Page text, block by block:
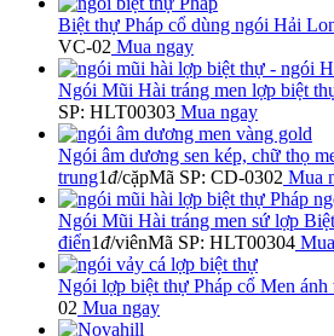
Biệt thự Pháp cổ dùng ngói Hải
VC-02 Mua ngay
Ngói Mũi Hài tráng men lợp biệt
SP: HLT00303 Mua ngay
Ngói âm dương sen kép, chữ thọ
trung1đ/cặpMã SP: CD-0302 Mua
Ngói Mũi Hài tráng men sứ lợp
điển1đ/viênMã SP: HLT00304
Ngói lợp biệt thự Pháp cổ Men ánh
02 Mua ngay